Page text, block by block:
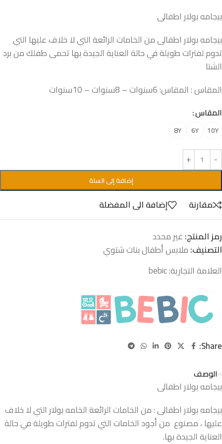
بيجامه بولار اطفالى
بيجامه بولار اطفالى من الخامات الرائعة التي لا خلاف عليها التي
تدوم لفترات طويلة في حالة العناية الجيدة بها تحمى طفلك من برد
الشتا
المقاس : المقاس: 6سنوات – 8سنوات – 10سنوات
المقاس
10Y
6Y
8Y
إضافة إلى السلة
مقارنة
إضافة الى المفضلة
رمز المنتج:غير محدد
التصنيف:ملابس أطفال بنات شتوي
العلامة التجارية:bebic
Share:
الوصف
بيجامه بولار اطفالى
بيجامه بولار اطفالى : من الخامات الرائعة الخامه بولار التي لا خلاف
عليها ، مصنوع من أجود الخامات التي تدوم لفترات طويلة في حالة
العناية الجيدة بها.